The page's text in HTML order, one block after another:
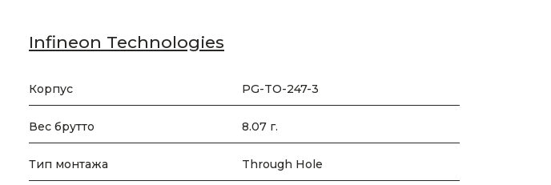
Infineon Technologies
Корпус PG-TO-247-3
Вес брутто 8.07 г.
Тип монтажа Through Hole